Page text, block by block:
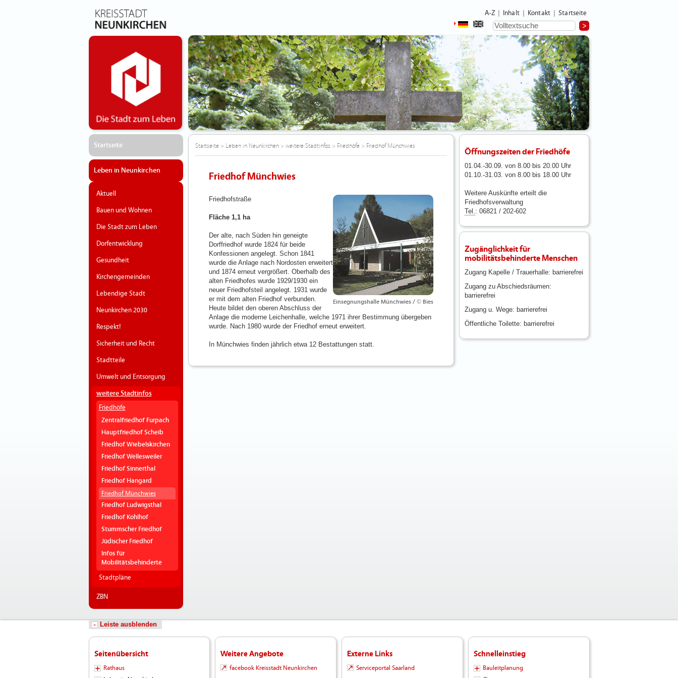
A-Z Inhalt Kontakt Startseite
Startseite
Leben in Neunkirchen
Aktuell
Bauen und Wohnen
Die Stadt zum Leben
Dorfentwicklung
Gesundheit
Kirchengemeinden
Lebendige Stadt
Neunkirchen 2030
Respekt!
Sicherheit und Recht
Stadtteile
Umwelt und Entsorgung
weitere Stadtinfos
Friedhöfe
Zentralfriedhof Furpach
Hauptfriedhof Scheib
Friedhof Wiebelskirchen
Friedhof Wellesweiler
Friedhof Sinnerthal
Friedhof Hangard
Friedhof Münchwies
Friedhof Ludwigsthal
Friedhof Kohlhof
Stummscher Friedhof
Jüdischer Friedhof
Infos für
Mobilitätsbehinderte
Stadtpläne
ZBN
Startseite> Leben in Neunkirchen> weitere Stadtinfos > Friedhöfe> Friedhof Münchwies
Friedhof Münchwies
Einsegnungshalle Münchwies / © Bies
Friedhofstraße
Fläche 1,1 ha
Der alte, nach Süden hin geneigte
Dorffriedhof wurde 1824 für beide
Konfessionen angelegt. Schon 1841
wurde die Anlage nach Nordosten erweitert
und 1874 erneut vergrößert. Oberhalb des
alten Friedhofes wurde 1929/1930 ein
neuer Friedhofsteil angelegt. 1931 wurde
er mit dem alten Friedhof verbunden.
Heute bildet den oberen Abschluss der
Anlage die moderne Leichenhalle, welche 1971 ihrer Bestimmung übergeben
wurde. Nach 1980 wurde der Friedhof erneut erweitert.
In Münchwies finden jährlich etwa 12 Bestattungen statt.
Öffnungszeiten der Friedhöfe
01.04.-30.09. von 8.00 bis 20.00 Uhr
01.10.-31.03. von 8.00 bis 18.00 Uhr
Weitere Auskünfte erteilt die
Friedhofsverwaltung
Tel.: 06821 / 202-602
Zugänglichkeit für
mobilitätsbehinderte Menschen
Zugang Kapelle / Trauerhalle: barrierefrei
Zugang zu Abschiedsräumen:
barrierefrei
Zugang u. Wege: barrierefrei
Öffentliche Toilette: barrierefrei
Leiste ausblenden
Seitenübersicht
Rathaus
Weitere Angebote
facebook Kreisstadt Neunkirchen
Externe Links
Serviceportal Saarland
Schnelleinstieg
Bauleitplanung